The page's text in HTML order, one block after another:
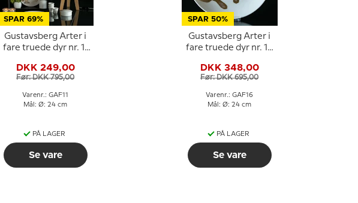
SPAR 69%
Gustavsberg Arter i
fare truede dyr nr. 11
DKK 249,00
Før: DKK 795,00
Varenr.: GAF11
Mål: Ø: 24 cm
PÅ LAGER
Se vare
SPAR 50%
Gustavsberg Arter i
fare truede dyr nr. 16
DKK 348,00
Før: DKK 695,00
Varenr.: GAF16
Mål: Ø: 24 cm
PÅ LAGER
Se vare